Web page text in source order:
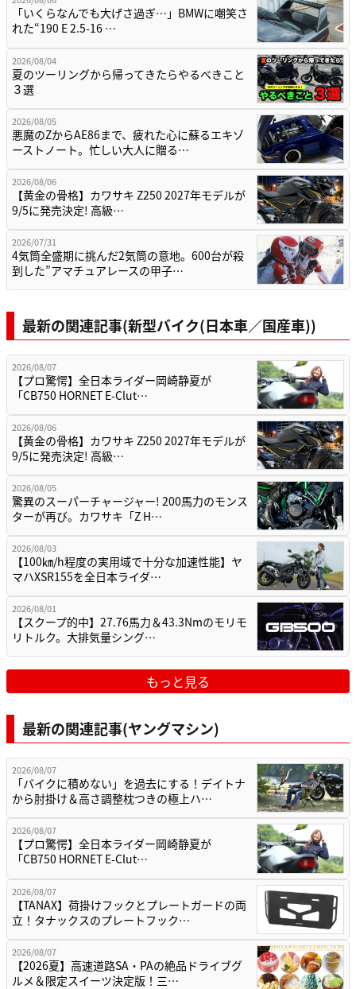
「いくらなんでも大げさ過ぎ…」BMWに嘲笑さ
れた“190 E 2.5-16 …
2026/08/04
夏のツーリングから帰ってきたらやるべきこと
３選
2026/08/05
悪魔のZからAE86まで、疲れた心に蘇るエキゾ
ーストノート。忙しい大人に贈る…
2026/08/06
【黄金の骨格】カワサキ Z250 2027年モデルが
9/5に発売決定! 高級…
2026/07/31
4気筒全盛期に挑んだ2気筒の意地。600台が殺
到した”アマチュアレースの甲子…
最新の関連記事(新型バイク(日本車／国産車))
2026/08/07
【プロ驚愕】全日本ライダー岡崎静夏が
「CB750 HORNET E-Clut…
2026/08/06
【黄金の骨格】カワサキ Z250 2027年モデルが
9/5に発売決定! 高級…
2026/08/05
驚異のスーパーチャージャー! 200馬力のモンス
ターが再び。カワサキ「Z H…
2026/08/03
【100㎞/h程度の実用域で十分な加速性能】ヤ
マハXSR155を全日本ライダ…
2026/08/01
【スクープ的中】27.76馬力＆43.3Nmのモリモ
リトルク。大排気量シング…
もっと見る
最新の関連記事(ヤングマシン)
2026/08/07
「バイクに積めない」を過去にする！デイトナ
から肘掛け＆高さ調整枕つきの極上ハ…
2026/08/07
【プロ驚愕】全日本ライダー岡崎静夏が
「CB750 HORNET E-Clut…
2026/08/07
【TANAX】荷掛けフックとプレートガードの両
立！タナックスのプレートフック…
2026/08/07
【2026夏】高速道路SA・PAの絶品ドライブグ
ルメ＆限定スイーツ決定版！三…